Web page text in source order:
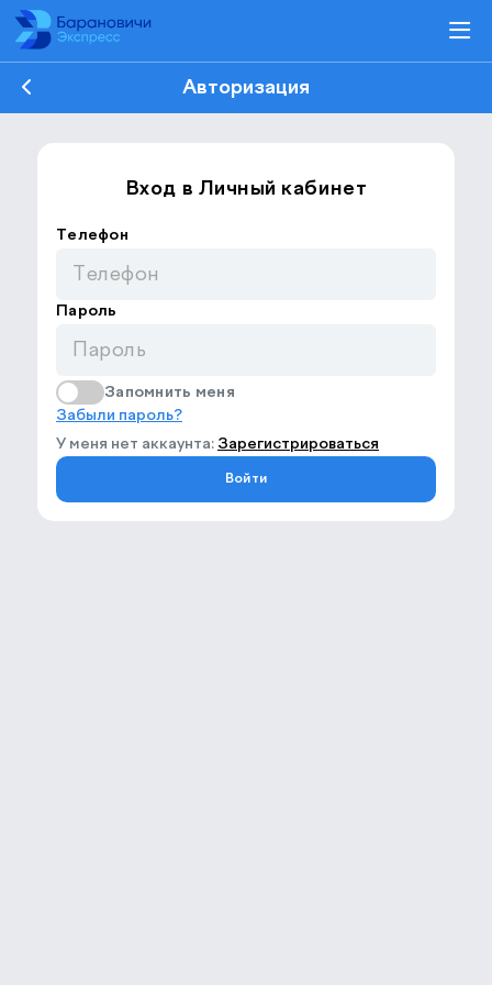
Авторизация
Вход в Личный кабинет
Телефон
Пароль
Запомнить меня
Забыли пароль?
У меня нет аккаунта: Зарегистрироваться
Войти